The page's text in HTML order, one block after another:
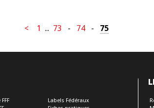
< 1 ... 73 - 74 - 75
Labels Fédéraux